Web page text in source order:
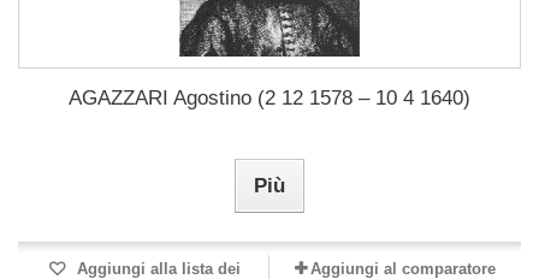
AGAZZARI Agostino (2 12 1578 – 10 4 1640)
Più
Aggiungi alla lista dei
Aggiungi al comparatore